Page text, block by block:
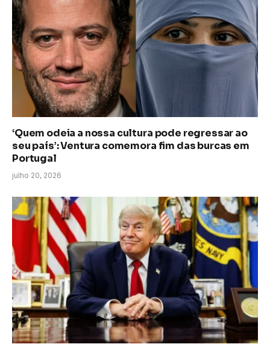
‘Quem odeia a nossa cultura pode regressar ao
seu país’: Ventura comemora fim das burcas em
Portugal
julho 20, 2026